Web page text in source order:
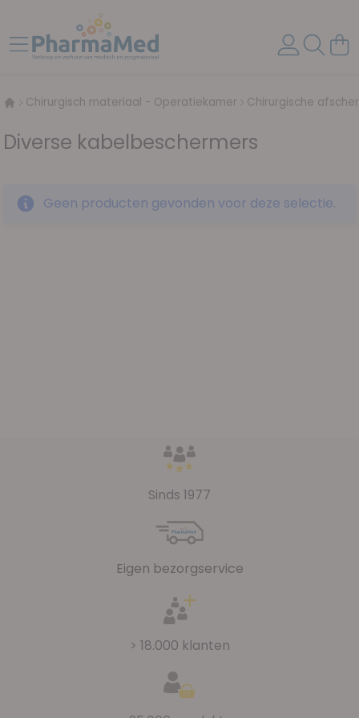
Toggle Nav
Chirurgisch materiaal - Operatiekamer Chirurgische
Diverse kabelbeschermers
Geen producten gevonden voor deze selectie.
Sinds 1977
Eigen bezorgservice
> 18.000 klanten